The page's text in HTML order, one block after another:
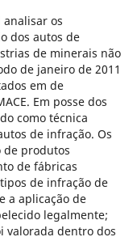
os
dos autos de
de minerais não
de janeiro de 2011
em de
Em posse dos
como técnica
de infração. Os
de produtos
de fábricas
de infração de
a aplicação de
legalmente;
valorada dentro dos